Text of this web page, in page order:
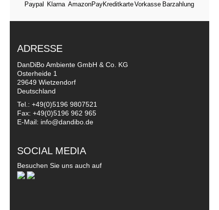
ADRESSE
DanDiBo Ambiente GmbH & Co. KG
Osterheide 1
29649 Wietzendorf
Deutschland
Tel.: +49(0)5196 9807521
Fax: +49(0)5196 962 965
E-Mail: info@dandibo.de
SOCIAL MEDIA
Besuchen Sie uns auch auf